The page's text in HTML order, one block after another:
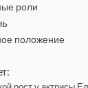
роли
положение